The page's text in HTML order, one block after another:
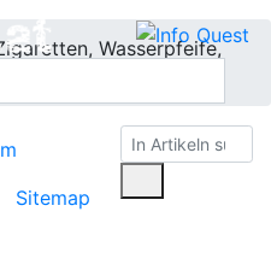
Wasserpfeife,
Sitemap